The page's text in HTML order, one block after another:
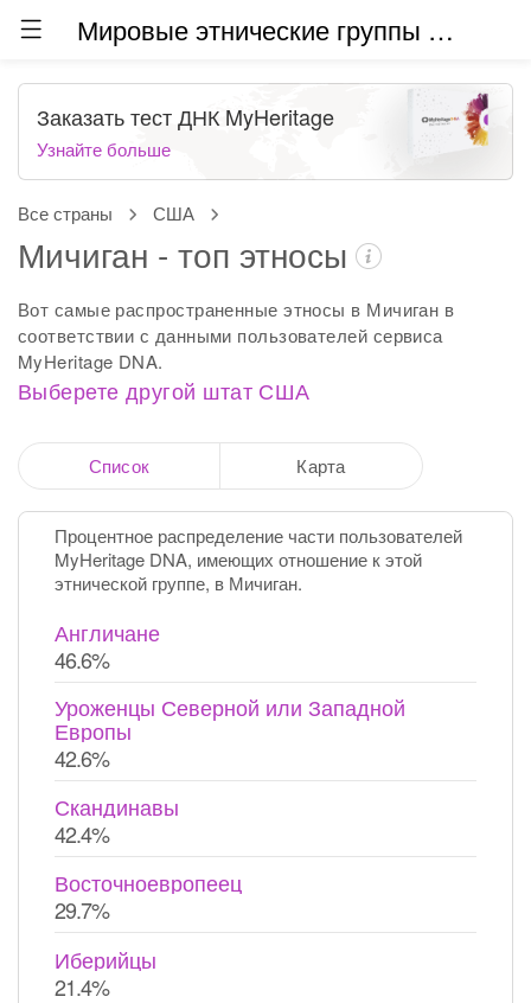
Мировые этнические группы (бета)
Все страны США
Мичиган - топ этносы
Вот самые распространенные этносы в Мичиган в
соответствии с данными пользователей сервиса
MyHeritage DNA.
Выберете другой штат США
Заказать тест ДНК MyHeritage
Узнайте больше
Список Карта
Процентное распределение части пользователей
MyHeritage DNA, имеющих отношение к этой
этнической группе, в Мичиган.
Англичане
46.6%
Уроженцы Северной или Западной
Европы
42.6%
Скандинавы
42.4%
Восточноевропеец
29.7%
Иберийцы
21.4%